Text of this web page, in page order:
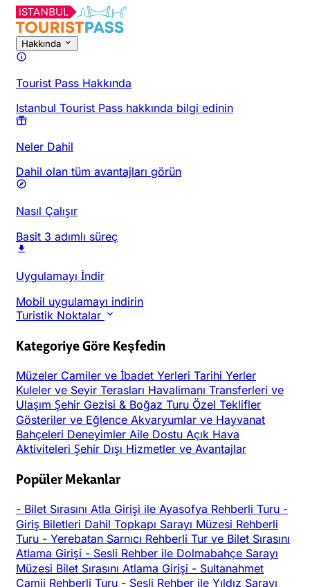
Hakkında
Tourist Pass Hakkında
Istanbul Tourist Pass hakkında bilgi edinin
Neler Dahil
Dahil olan tüm avantajları görün
Nasıl Çalışır
Basit 3 adımlı süreç
Uygulamayı İndir
Mobil uygulamayı indirin
Turistik Noktalar
Kategoriye Göre Keşfedin
Müzeler Camiler ve İbadet Yerleri Tarihi Yerler
Kuleler ve Seyir Terasları Havalimanı Transferleri ve
Ulaşım Şehir Gezisi & Boğaz Turu Özel Teklifler
Gösteriler ve Eğlence Akvaryumlar ve Hayvanat
Bahçeleri Deneyimler Aile Dostu Açık Hava
Aktiviteleri Şehir Dışı Hizmetler ve Avantajlar
Popüler Mekanlar
- Bilet Sırasını Atla Girişi ile Ayasofya Rehberli Turu -
Giriş Biletleri Dahil Topkapı Sarayı Müzesi Rehberli
Turu - Yerebatan Sarnıcı Rehberli Tur ve Bilet Sırasını
Atlama Girişi - Sesli Rehber ile Dolmabahçe Sarayı
Müzesi Bilet Sırasını Atlama Girişi - Sultanahmet
Camii Rehberli Turu - Sesli Rehber ile Yıldız Sarayı